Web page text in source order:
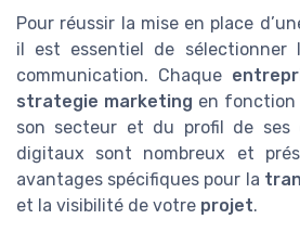
Pour réussir la mise en place
il est essentiel de sélectionner
communication. Chaque
strategie marketing en fonction
son secteur et du profil de ses
digitaux sont nombreux et
avantages spécifiques pour la
et la visibilité de votre projet.